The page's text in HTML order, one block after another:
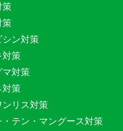
策
策
シン対策
対策
マ対策
対策
ンリス対策
・テン・マングース対策